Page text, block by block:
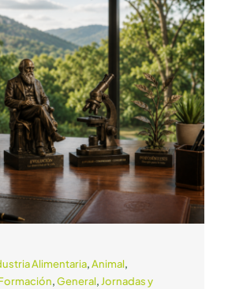
Alimentaria,Animal,
,General,Jornadas y